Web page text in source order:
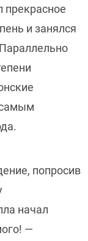
прекрасное
и занялся
самым
попросив
начал
—